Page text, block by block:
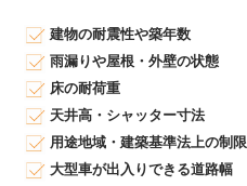
建物の耐震性や築年数
雨漏りや屋根・外壁の状態
床の耐荷重
天井高・シャッター寸法
用途地域・建築基準法上の制限
大型車が出入りできる道路幅